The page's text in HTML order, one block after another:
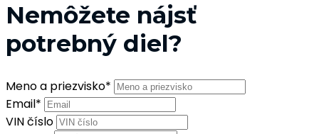
Nemôžete nájsť
potrebný diel?
Meno a priezvisko*
Email*
VIN číslo